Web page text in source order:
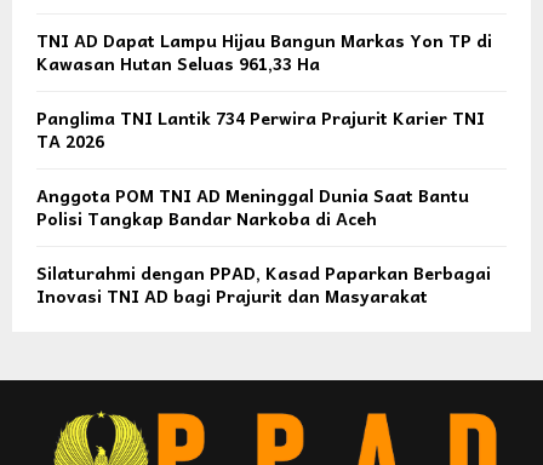
TNI AD Dapat Lampu Hijau Bangun Markas Yon TP di
Kawasan Hutan Seluas 961,33 Ha
Panglima TNI Lantik 734 Perwira Prajurit Karier TNI
TA 2026
Anggota POM TNI AD Meninggal Dunia Saat Bantu
Polisi Tangkap Bandar Narkoba di Aceh
Silaturahmi dengan PPAD, Kasad Paparkan Berbagai
Inovasi TNI AD bagi Prajurit dan Masyarakat